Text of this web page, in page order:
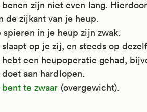
zijn niet even lang.
de zijkant van je heup.
spieren in je heup zijn zwak.
op je zij, en steeds op
een heupoperatie gehad,
aan hardlopen.
te zwaar (overgewicht).